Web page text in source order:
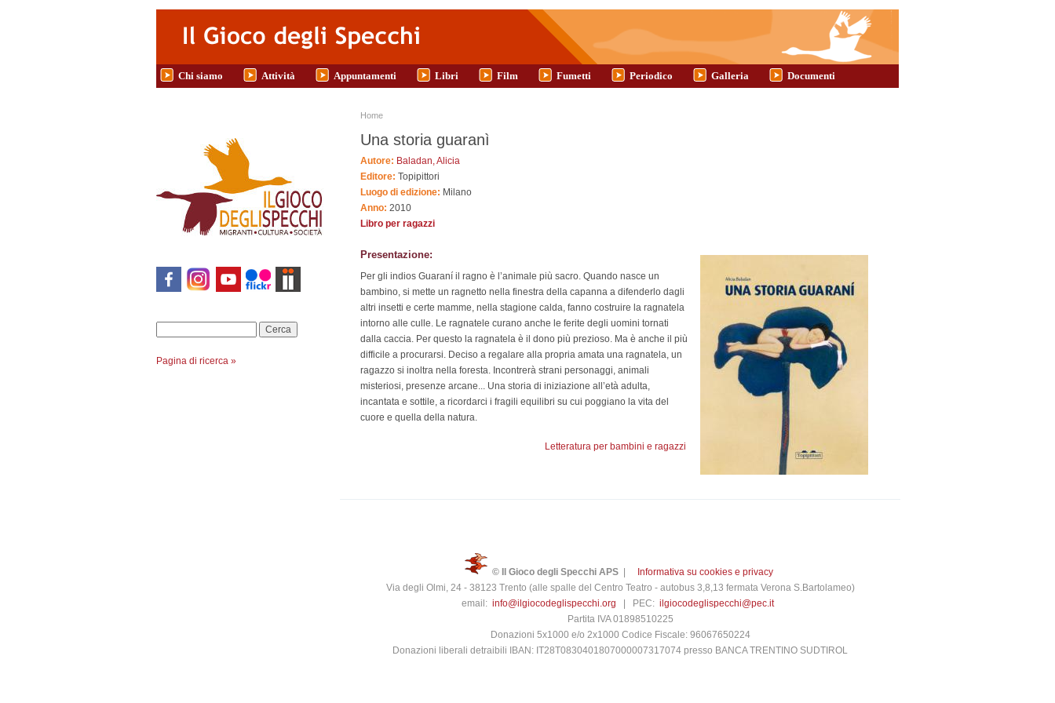
Chi siamo Attività Appuntamenti Libri Film Fumetti Periodico Galleria Documenti
Pagina di ricerca »
Tu sei qui
Home
Una storia guaranì
Autore: Baladan, Alicia
Editore: Topipittori
Luogo di edizione: Milano
Anno: 2010
Libro per ragazzi
Presentazione:
Per gli indios Guaraní il ragno è l’animale più sacro. Quando nasce un
bambino, si mette un ragnetto nella finestra della capanna a difenderlo dagli
altri insetti e certe mamme, nella stagione calda, fanno costruire la ragnatela
intorno alle culle. Le ragnatele curano anche le ferite degli uomini tornati
dalla caccia. Per questo la ragnatela è il dono più prezioso. Ma è anche il più
difficile a procurarsi. Deciso a regalare alla propria amata una ragnatela, un
ragazzo si inoltra nella foresta. Incontrerà strani personaggi, animali
misteriosi, presenze arcane... Una storia di iniziazione all’età adulta,
incantata e sottile, a ricordarci i fragili equilibri su cui poggiano la vita del
cuore e quella della natura.
Letteratura per bambini e ragazzi
© Il Gioco degli Specchi APS|
Informativa su cookies e privacy
Via degli Olmi, 24 - 38123 Trento (alle spalle del Centro Teatro - autobus 3,8,13 fermata Verona S.Bartolameo)
email: info@ilgiocodeglispecchi.org | PEC: ilgiocodeglispecchi@pec.it
Partita IVA 01898510225
Donazioni 5x1000 e/o 2x1000 Codice Fiscale: 96067650224
Donazioni liberali detraibili IBAN: IT28T0830401807000007317074 presso BANCA TRENTINO SUDTIROL